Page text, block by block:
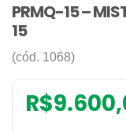
PRMQ-15 –
15
(cód. 1068)
R$